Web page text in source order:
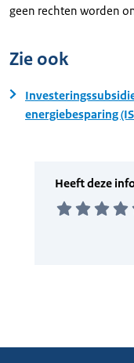
geen rechten worden
Zie ook
energiebesparing